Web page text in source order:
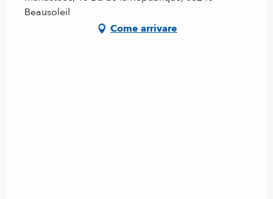
Beausoleil
Come arrivare